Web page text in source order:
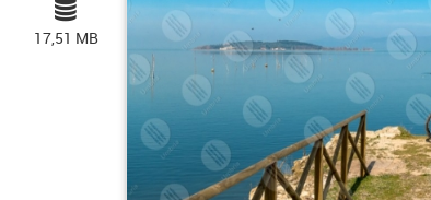
17,51 MB